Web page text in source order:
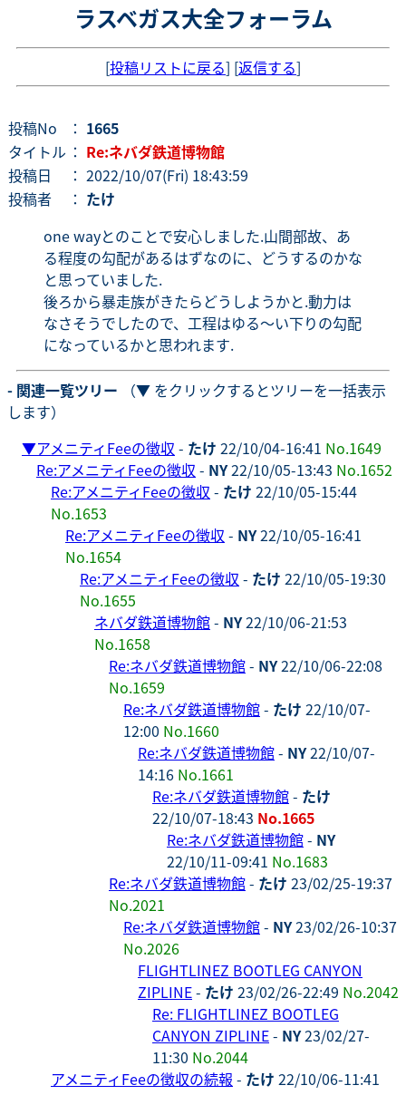
ラスベガス大全フォーラム
[投稿リストに戻る] [返信する]
投稿No ： 1665
タイトル ： Re:ネバダ鉄道博物館
投稿日
： 2022/10/07(Fri) 18:43:59
投稿者
： たけ
one wayとのことで安心しました.山間部故、あ
る程度の勾配があるはずなのに、どうするのかな
と思っていました.
後ろから暴走族がきたらどうしようかと.動力は
なさそうでしたので、工程はゆる～い下りの勾配
になっているかと思われます.
- 関連一覧ツリー （▼ をクリックするとツリーを一括表示
します）
▼アメニティFeeの徴収 - たけ 22/10/04-16:41 No.1649
Re:アメニティFeeの徴収 - NY22/10/05-13:43 No.1652
Re:アメニティFeeの徴収 - たけ 22/10/05-15:44
No.1653
Re:アメニティFeeの徴収 - NY22/10/05-16:41
No.1654
Re:アメニティFeeの徴収 - たけ 22/10/05-19:30
No.1655
ネバダ鉄道博物館- NY22/10/06-21:53
No.1658
Re:ネバダ鉄道博物館- NY22/10/06-22:08
No.1659
Re:ネバダ鉄道博物館- たけ 22/10/07-
12:00 No.1660
Re:ネバダ鉄道博物館- NY22/10/07-
14:16 No.1661
Re:ネバダ鉄道博物館- たけ
22/10/07-18:43 No.1665
Re:ネバダ鉄道博物館- NY
22/10/11-09:41 No.1683
Re:ネバダ鉄道博物館- たけ 23/02/25-19:37
No.2021
Re:ネバダ鉄道博物館- NY23/02/26-10:37
No.2026
FLIGHTLINEZ BOOTLEG CANYON
ZIPLINE- たけ 23/02/26-22:49 No.2042
Re: FLIGHTLINEZ BOOTLEG
CANYON ZIPLINE- NY23/02/27-
11:30 No.2044
アメニティFeeの徴収の続報 - たけ 22/10/06-11:41